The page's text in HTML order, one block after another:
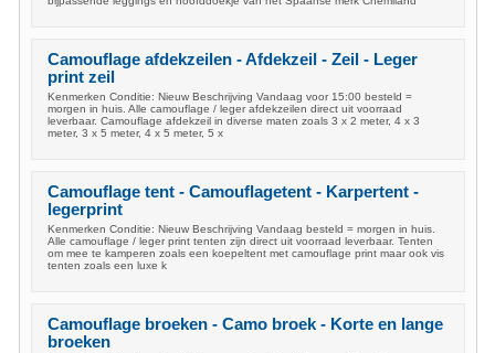
Camouflage afdekzeilen - Afdekzeil - Zeil - Leger
print zeil
Kenmerken Conditie: Nieuw Beschrijving Vandaag voor 15:00 besteld =
morgen in huis. Alle camouflage / leger afdekzeilen direct uit voorraad
leverbaar. Camouflage afdekzeil in diverse maten zoals 3 x 2 meter, 4 x 3
meter, 3 x 5 meter, 4 x 5 meter, 5 x
Camouflage tent - Camouflagetent - Karpertent -
legerprint
Kenmerken Conditie: Nieuw Beschrijving Vandaag besteld = morgen in huis.
Alle camouflage / leger print tenten zijn direct uit voorraad leverbaar. Tenten
om mee te kamperen zoals een koepeltent met camouflage print maar ook vis
tenten zoals een luxe k
Camouflage broeken - Camo broek - Korte en lange
broeken